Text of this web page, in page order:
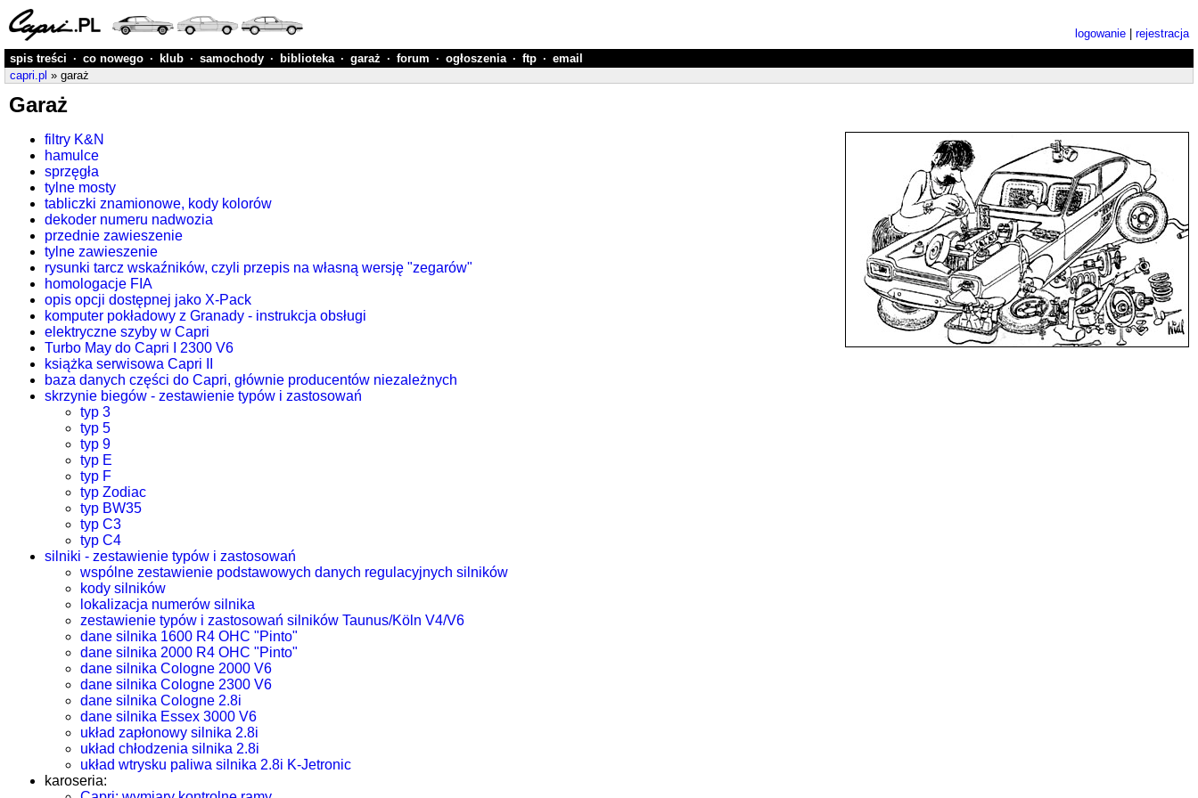
logowanie
rejestracja
spis treści · co nowego · klub · samochody · biblioteka · garaż · forum · ogłoszenia · ftp · email
capri.pl » garaż
Garaż
filtry K&N
hamulce
sprzęgła
tylne mosty
tabliczki znamionowe, kody kolorów
dekoder numeru nadwozia
przednie zawieszenie
tylne zawieszenie
rysunki tarcz wskaźników, czyli przepis na własną wersję "zegarów"
homologacje FIA
opis opcji dostępnej jako X-Pack
komputer pokładowy z Granady - instrukcja obsługi
elektryczne szyby w Capri
Turbo May do Capri I 2300 V6
książka serwisowa Capri II
baza danych części do Capri, głównie producentów niezależnych
skrzynie biegów - zestawienie typów i zastosowań
typ 3
typ 5
typ 9
typ E
typ F
typ Zodiac
typ BW35
typ C3
typ C4
silniki - zestawienie typów i zastosowań
wspólne zestawienie podstawowych danych regulacyjnych silników
kody silników
lokalizacja numerów silnika
zestawienie typów i zastosowań silników Taunus/Köln V4/V6
dane silnika 1600 R4 OHC "Pinto"
dane silnika 2000 R4 OHC "Pinto"
dane silnika Cologne 2000 V6
dane silnika Cologne 2300 V6
dane silnika Cologne 2.8i
dane silnika Essex 3000 V6
układ zapłonowy silnika 2.8i
układ chłodzenia silnika 2.8i
układ wtrysku paliwa silnika 2.8i K-Jetronic
karoseria: